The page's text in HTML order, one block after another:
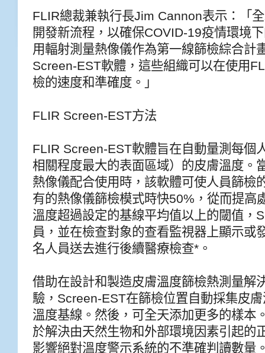
FLIR總裁兼執行長Jim Cannon表示：「
開發新流程，以確保COVID-19疫情環境
用輻射測量熱像儀作為第一線篩檢綜合計
Screen-EST軟體，這些組織可以在使用
檢的速度和準確度。」
FLIR Screen-EST方法
FLIR Screen-EST軟體旨在自動量測每個
相關程度最大的表面區域）的皮膚溫度。
熱像儀配合使用時，該軟體可使人員篩檢
有的熱像儀篩檢模式時快50%，從而提高
溫度超過設定的基線平均值以上的閾值，
員，並在檢查對象的查看監視器上顯示或
名人員送去進行後續醫療檢查*。
借助在設計和製造皮膚溫度篩檢熱測量解
驗，Screen-EST在篩檢位置自動採集皮
溫度基線。然後，可全天添加更多的樣本
於解決由天然生物和外部環境因素引起的
影響絕對溫度警示系統的不準確判讀數量